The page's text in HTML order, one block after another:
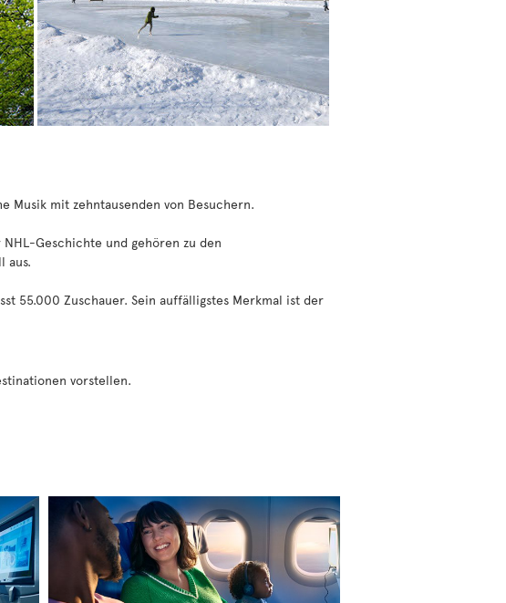
Musik mit zehntausenden von Besuchern.
Geschichte und gehören zu den
aus.
55.000 Zuschauer. Sein auffälligstes Merkmal ist der
vorstellen.